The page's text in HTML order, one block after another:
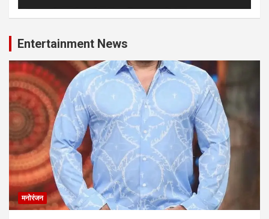
Entertainment News
मनोरंजन